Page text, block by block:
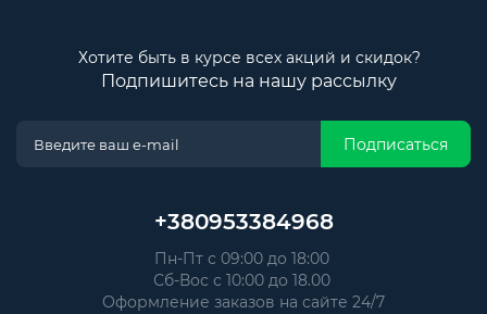
Хотите быть в курсе всех акций и скидок?
Подпишитесь на нашу рассылку
Подписаться
+380953384968
Пн-Пт с 09:00 до 18:00
Сб-Вос с 10:00 до 18.00
Оформление заказов на сайте 24/7